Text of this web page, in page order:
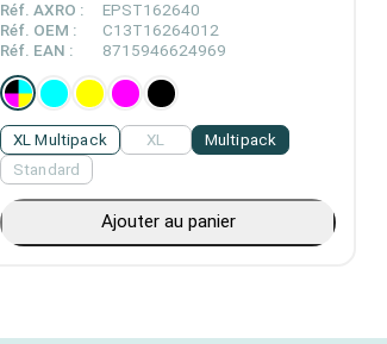
Réf. AXRO :
EPST162640
Réf. OEM :
C13T16264012
Réf. EAN :
8715946624969
Standard
XL
XL Multipack Multipack
Ajouter au panier